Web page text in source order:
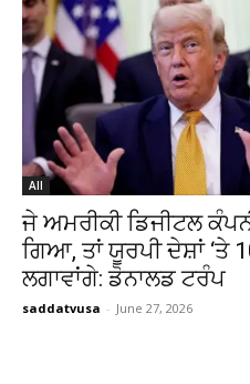
All
ਜੇ ਅਮਰੀਕੀ ਡਿਜੀਟਲ
ਗਿਆ, ਤਾਂ ਯੂਰਪੀ ਦੇਸ਼ਾਂ ‘ਤੇ
ਲਗਾਵਾਂਗੇ: ਡੋਨਾਲਡ ਟਰੰਪ
saddatvusa - June 27, 2026